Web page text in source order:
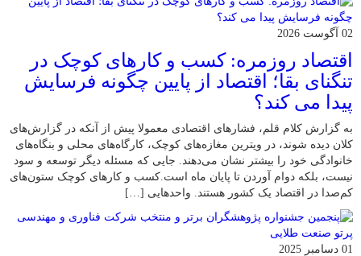
02 آگوست 2026
اقتصاد روزمره: کسب‌ و کارهای کوچک در
تنگنای بقا؛ اقتصاد از پایین چگونه فرسایش
پیدا می کند؟
به گزارش کلام قلم، فشارهای اقتصادی معمولا پیش از آنکه در گزارش‌های
کلان دیده شوند، در ویترین مغازه‌های کوچک، کارگاه‌های محلی و بنگاه‌های
خانوادگی خود را بیشتر نشان می‌دهند. جایی که مسئله دیگر توسعه و سود
نیست، بلکه دوام آوردن تا پایان ماه است.کسب‌ و کارهای کوچک ستون‌های
کم‌صدا در اقتصاد یک کشور هستند. واحدهایی […]
01 دسامبر 2025